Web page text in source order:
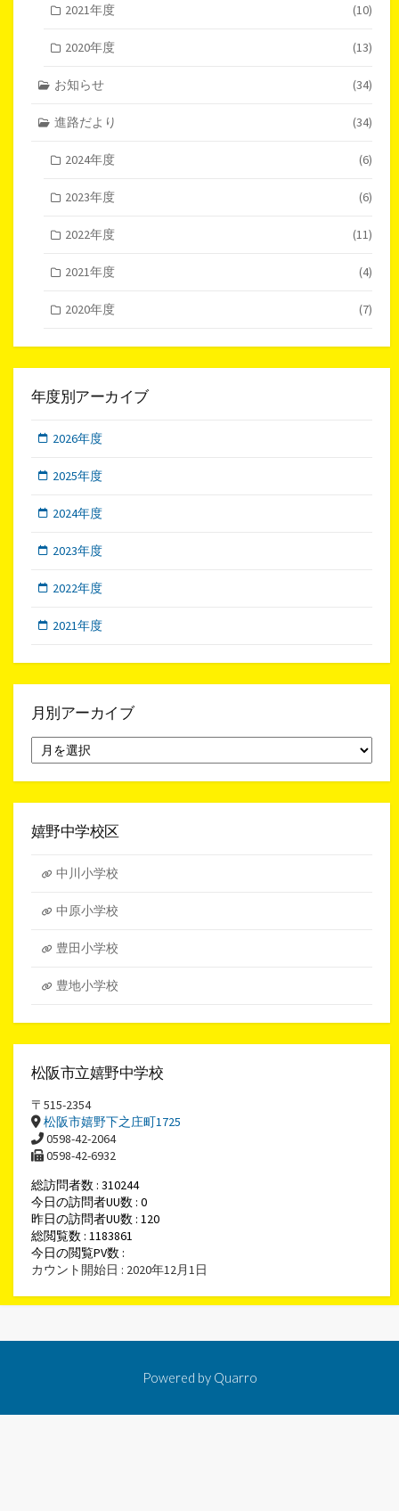
2021年度 (10)
2020年度 (13)
お知らせ (34)
進路だより (34)
2024年度 (6)
2023年度 (6)
2022年度 (11)
2021年度 (4)
2020年度 (7)
年度別アーカイブ
2026年度
2025年度
2024年度
2023年度
2022年度
2021年度
月別アーカイブ
別
ア
イ
嬉野中学校区
中川小学校
中原小学校
豊田小学校
豊地小学校
松阪市立嬉野中学校
〒515-2354
松阪市嬉野下之庄町1725
0598-42-2064
0598-42-6932
総訪問者数 : 310244
今日の訪問者UU数 : 0
昨日の訪問者UU数 : 120
総閲覧数 : 1183861
今日の閲覧PV数 :
カウント開始日 : 2020年12月1日
Powered by Quarro